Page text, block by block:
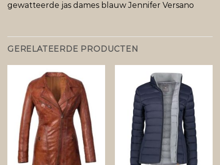
gewatteerde jas dames blauw Jennifer Versano
GERELATEERDE PRODUCTEN